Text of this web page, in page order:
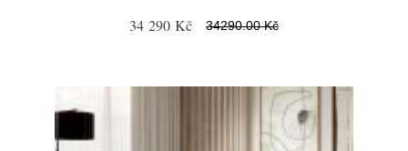
34 290 Kč 34290.00 Kč